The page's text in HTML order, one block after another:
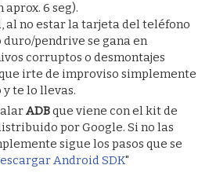
6 seg).
al no estar la tarjeta del teléfono
pendrive se gana en
corruptos o desmontajes
irte de improviso simplemente
te lo llevas.
ADBque viene con el kit de
por Google. Si no las
sigue los pasos que se
Android SDK"